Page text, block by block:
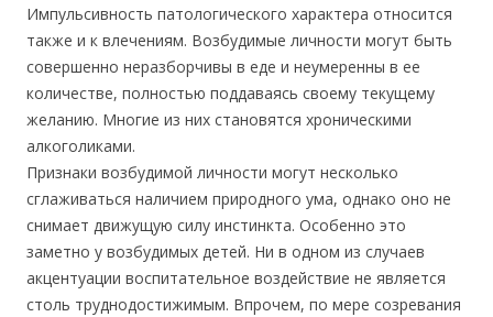
Импульсивность патологического характера относится
также и к влечениям. Возбудимые личности могут быть
совершенно неразборчивы в еде и неумеренны в ее
количестве, полностью поддаваясь своему текущему
желанию. Многие из них становятся хроническими
алкоголиками.
Признаки возбудимой личности могут несколько
сглаживаться наличием природного ума, однако оно не
снимает движущую силу инстинкта. Особенно это
заметно у возбудимых детей. Ни в одном из случаев
акцентуации воспитательное воздействие не является
столь труднодостижимым. Впрочем, по мере созревания